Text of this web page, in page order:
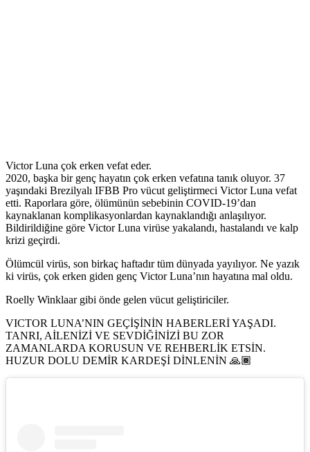
Victor Luna çok erken vefat eder.
2020, başka bir genç hayatın çok erken vefatına tanık oluyor. 37
yaşındaki Brezilyalı IFBB Pro vücut geliştirmeci Victor Luna vefat
etti. Raporlara göre, ölümünün sebebinin COVID-19’dan
kaynaklanan komplikasyonlardan kaynaklandığı anlaşılıyor.
Bildirildiğine göre Victor Luna virüse yakalandı, hastalandı ve kalp
krizi geçirdi.
Ölümcül virüs, son birkaç haftadır tüm dünyada yayılıyor. Ne yazık
ki virüs, çok erken giden genç Victor Luna’nın hayatına mal oldu.
Roelly Winklaar gibi önde gelen vücut geliştiriciler.
VICTOR LUNA’NIN GEÇİŞİNİN HABERLERİ YAŞADI.
TANRI, AİLENİZİ VE SEVDİĞİNİZİ BU ZOR
ZAMANLARDA KORUSUN VE REHBERLİK ETSİN.
HUZUR DOLU DEMİR KARDEŞİ DİNLENİN 🙏🏾